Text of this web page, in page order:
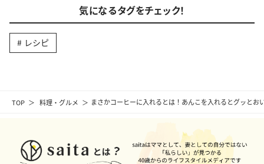
TOP 料理・グルメ まさかコーヒーに入れるとは！あんこを入れるとグッとお
気になるタグをチェック！
レシピ